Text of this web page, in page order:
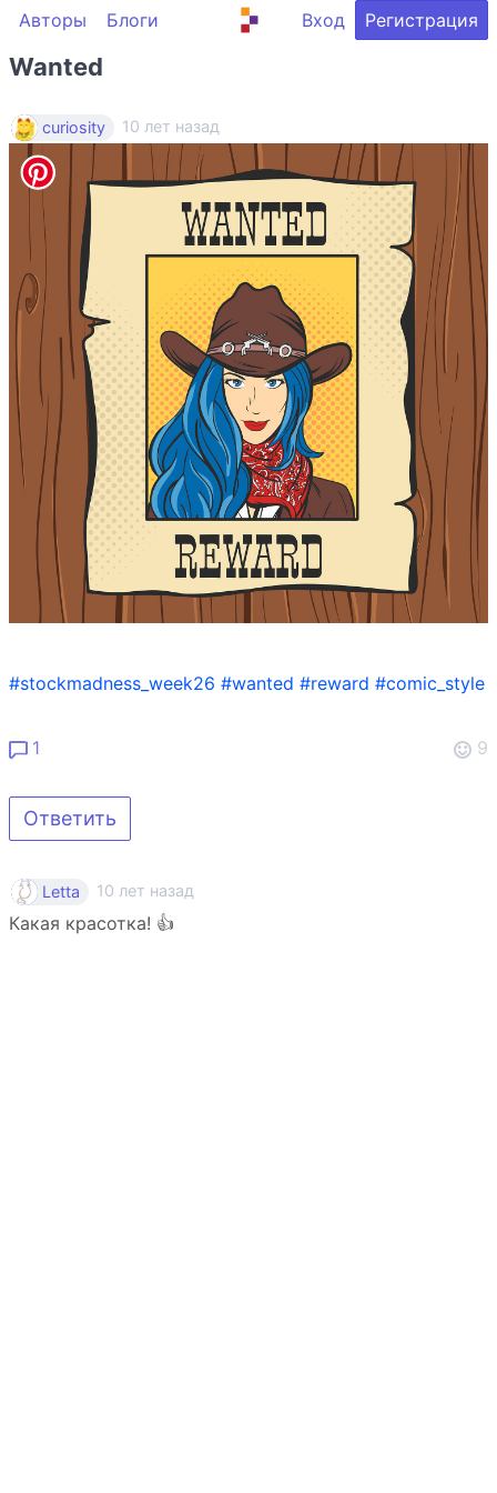
Авторы Блоги Вход Регистрация
Wanted
curiosity 10 лет назад
#stockmadness_week26 #wanted #reward #comic_style
1 9
Ответить
Letta 10 лет назад
Какая красотка! 👍